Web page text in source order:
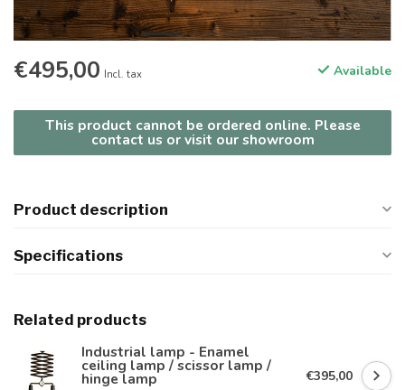
€495,00 Incl. tax Available
This product cannot be ordered online. Please
contact us or visit our showroom
Product description
Specifications
Related products
Industrial lamp - Enamel
ceiling lamp / scissor lamp /
hinge lamp €395,00